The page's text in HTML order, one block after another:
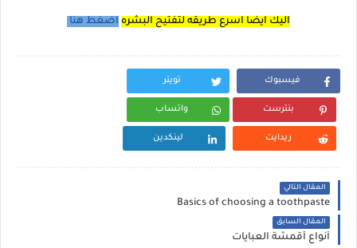
اليك ايضا اسرع طريقه لتفتيح البشره اضغط هنا
فيسبوك تويتر
بنترست واتساب
ريدايت لينكدين
المقال التالي
Basics of choosing a toothpaste
المقال السابق
أنواع أقمشة العبايات